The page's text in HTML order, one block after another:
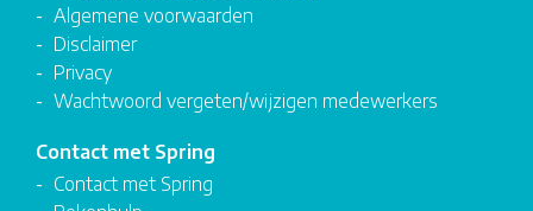
Algemene voorwaarden
Disclaimer
Privacy
Wachtwoord vergeten/wijzigen medewerkers
Contact met Spring
Contact met Spring